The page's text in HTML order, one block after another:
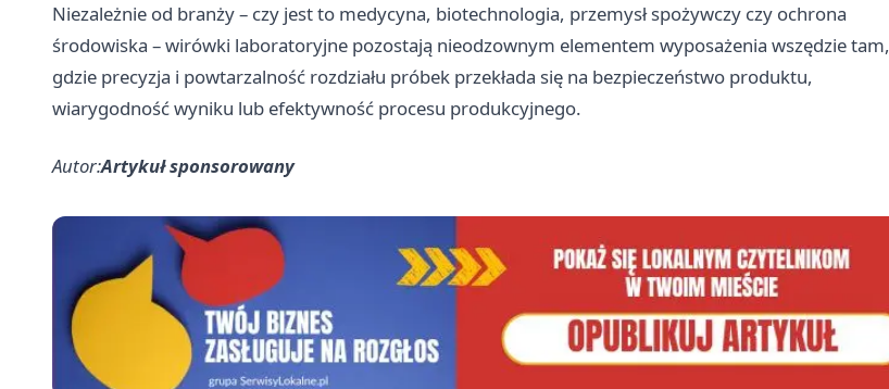
Niezależnie od branży – czy jest to medycyna, biotechnologia, przemysł spożywczy czy ochrona
środowiska – wirówki laboratoryjne pozostają nieodzownym elementem wyposażenia wszędzie tam,
gdzie precyzja i powtarzalność rozdziału próbek przekłada się na bezpieczeństwo produktu,
wiarygodność wyniku lub efektywność procesu produkcyjnego.
Autor:Artykuł sponsorowany